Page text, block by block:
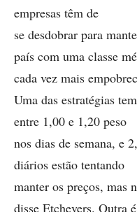
empresas têm de
se desdobrar para
país com uma classe
cada vez mais
Uma das estratégias
entre 1,00 e 1,20 peso
nos dias de semana, e
diários estão tentando
manter os preços, mas
disse Etchevers. Outra é